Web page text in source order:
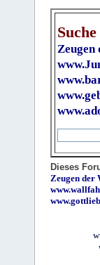
Zeugen
Dieses
Zeugen der